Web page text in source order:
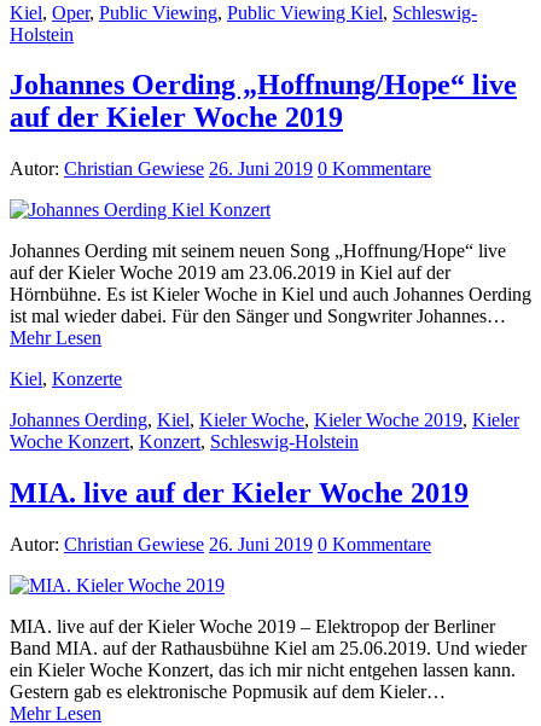
Kiel, Oper, Public Viewing, Public Viewing Kiel, Schleswig-
Holstein
Johannes Oerding „Hoffnung/Hope“ live
auf der Kieler Woche 2019
Autor: Christian Gewiese 26. Juni 2019 0 Kommentare
Johannes Oerding mit seinem neuen Song „Hoffnung/Hope“ live
auf der Kieler Woche 2019 am 23.06.2019 in Kiel auf der
Hörnbühne. Es ist Kieler Woche in Kiel und auch Johannes Oerding
ist mal wieder dabei. Für den Sänger und Songwriter Johannes…
Mehr Lesen
Kiel, Konzerte
Johannes Oerding, Kiel, Kieler Woche, Kieler Woche 2019, Kieler
Woche Konzert, Konzert, Schleswig-Holstein
MIA. live auf der Kieler Woche 2019
Autor: Christian Gewiese 26. Juni 2019 0 Kommentare
MIA. live auf der Kieler Woche 2019 – Elektropop der Berliner
Band MIA. auf der Rathausbühne Kiel am 25.06.2019. Und wieder
ein Kieler Woche Konzert, das ich mir nicht entgehen lassen kann.
Gestern gab es elektronische Popmusik auf dem Kieler…
Mehr Lesen